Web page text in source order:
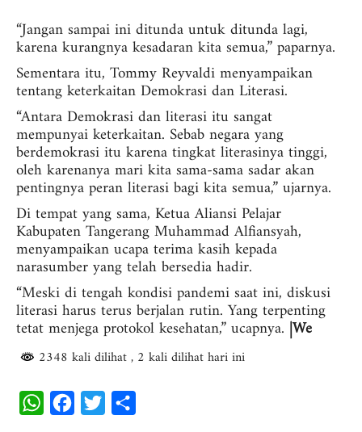
“Jangan sampai ini ditunda untuk ditunda lagi,
karena kurangnya kesadaran kita semua,” paparnya.
Sementara itu, Tommy Reyvaldi menyampaikan
tentang keterkaitan Demokrasi dan Literasi.
“Antara Demokrasi dan literasi itu sangat
mempunyai keterkaitan. Sebab negara yang
berdemokrasi itu karena tingkat literasinya tinggi,
oleh karenanya mari kita sama-sama sadar akan
pentingnya peran literasi bagi kita semua,” ujarnya.
Di tempat yang sama, Ketua Aliansi Pelajar
Kabupaten Tangerang Muhammad Alfiansyah,
menyampaikan ucapa terima kasih kepada
narasumber yang telah bersedia hadir.
“Meski di tengah kondisi pandemi saat ini, diskusi
literasi harus terus berjalan rutin. Yang terpenting
tetat menjega protokol kesehatan,” ucapnya. |We
2348 kali dilihat, 2 kali dilihat hari ini
W